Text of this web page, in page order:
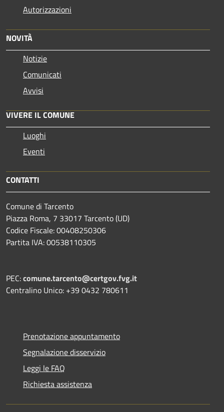
Autorizzazioni
NOVITÀ
Notizie
Comunicati
Avvisi
VIVERE IL COMUNE
Luoghi
Eventi
CONTATTI
Comune di Tarcento
Piazza Roma, 7 33017 Tarcento (UD)
Codice Fiscale: 00408250306
Partita IVA: 00538110305
PEC:comune.tarcento@certgov.fvg.it
Centralino Unico: +39 0432 780611
Prenotazione appuntamento
Segnalazione disservizio
Leggi le FAQ
Richiesta assistenza